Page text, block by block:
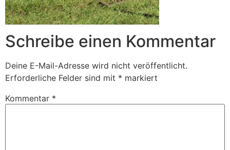
Schreibe einen Kommentar
Deine E-Mail-Adresse wird nicht veröffentlicht.
Erforderliche Felder sind mit * markiert
Kommentar *